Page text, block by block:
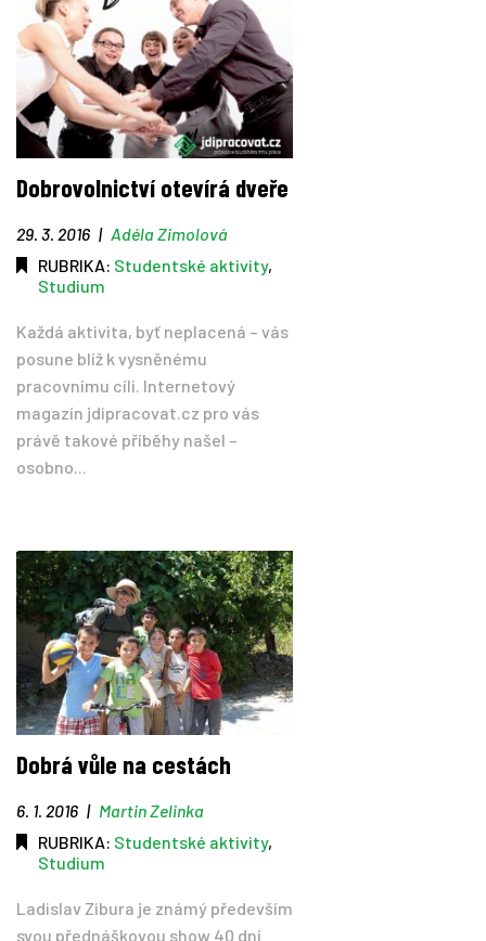
Dobrovolnictví otevírá dveře
29. 3. 2016 | Adéla Zimolová
RUBRIKA: Studentské aktivity,
Studium
Každá aktivita, byť neplacená – vás
posune blíž k vysněnému
pracovnímu cíli. Internetový
magazín jdipracovat.cz pro vás
právě takové příběhy našel –
osobno...
Dobrá vůle na cestách
6. 1. 2016 | Martin Zelinka
RUBRIKA: Studentské aktivity,
Studium
Ladislav Zibura je známý především
svou přednáškovou show 40 dní